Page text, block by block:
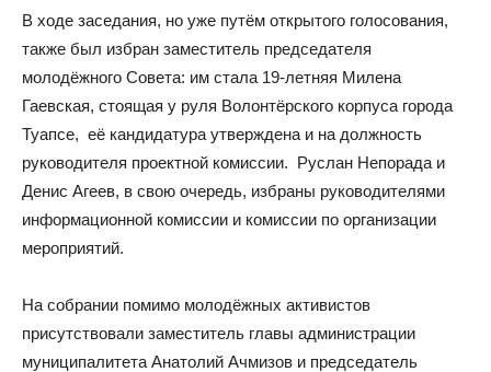
В ходе заседания, но уже путём открытого голосования,
также был избран заместитель председателя
молодёжного Совета: им стала 19-летняя Милена
Гаевская, стоящая у руля Волонтёрского корпуса города
Туапсе, её кандидатура утверждена и на должность
руководителя проектной комиссии. Руслан Непорада и
Денис Агеев, в свою очередь, избраны руководителями
информационной комиссии и комиссии по организации
мероприятий.
На собрании помимо молодёжных активистов
присутствовали заместитель главы администрации
муниципалитета Анатолий Ачмизов и председатель